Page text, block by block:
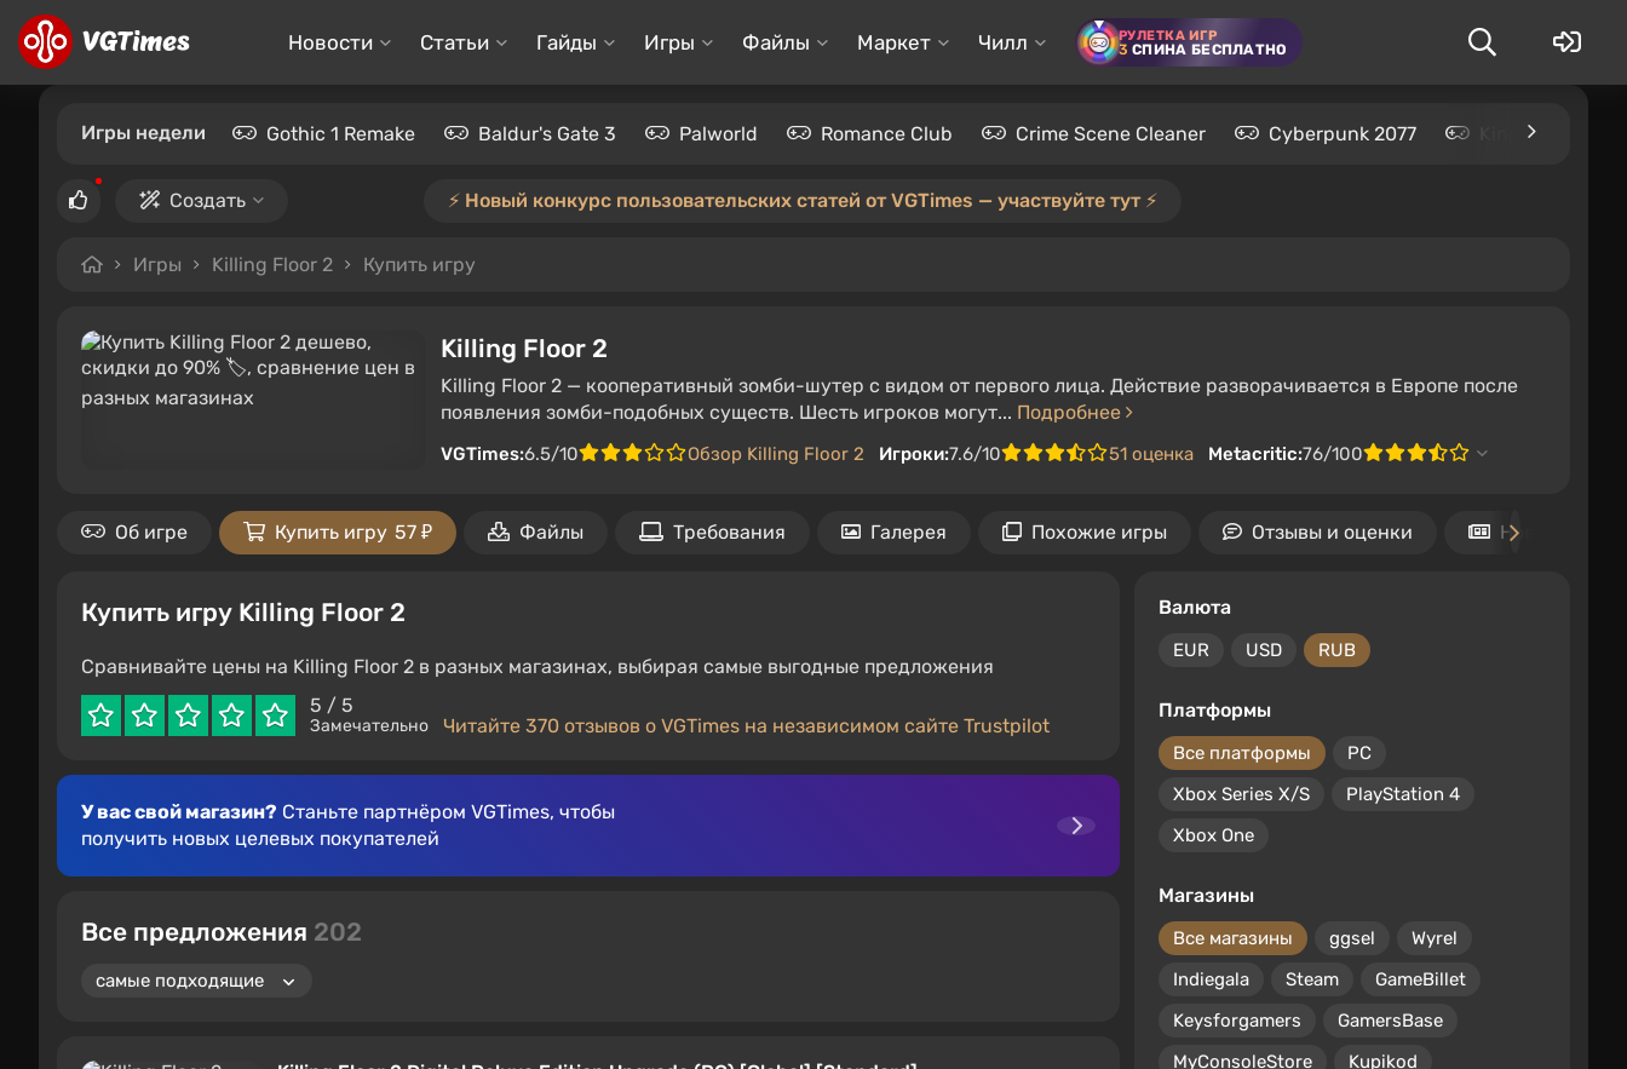
Новости Статьи Гайды Игры Файлы Маркет Чилл РУЛЕТКА ИГР
3 СПИНА БЕСПЛАТНО
Игры недели Gothic 1 Remake Baldur's Gate 3 Palworld Romance Club Crime Scene Cleaner Cyberpunk 2077 Kingdom
Создать ⚡️ Новый конкурс пользовательских статей от VGTimes — участвуйте тут ⚡️
Игры Killing Floor 2 Купить игру
Killing Floor 2
Killing Floor 2 — кооперативный зомби-шутер с видом от первого лица. Действие разворачивается в Европе после
появления зомби-подобных существ. Шесть игроков могут... Подробнее
VGTimes:6.5/10 Обзор Killing Floor 2 Игроки:7.6/10 51 оценка Metacritic:76/100
Об игре Купить игру 57 ₽ Файлы Требования Галерея Похожие игры Отзывы и оценки Новости
Купить игру Killing Floor 2
Сравнивайте цены на Killing Floor 2 в разных магазинах, выбирая самые выгодные предложения
5 / 5
Замечательно Читайте 370 отзывов о VGTimes на независимом сайте Trustpilot
Валюта
EUR USD RUB
Платформы
Все платформы
PC
Xbox Series X/S
PlayStation 4
Xbox One
Магазины
Все магазины ggsel
Wyrel
Indiegala
Steam
GameBillet
Keysforgamers
GamersBase
MyConsoleStore
Kupikod
У вас свой магазин? Станьте партнёром VGTimes, чтобы
получить новых целевых покупателей
Все предложения 202